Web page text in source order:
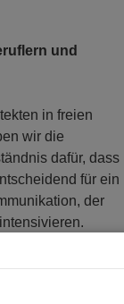
und
in freien
wir die
dafür, dass
für ein
der
Büros und